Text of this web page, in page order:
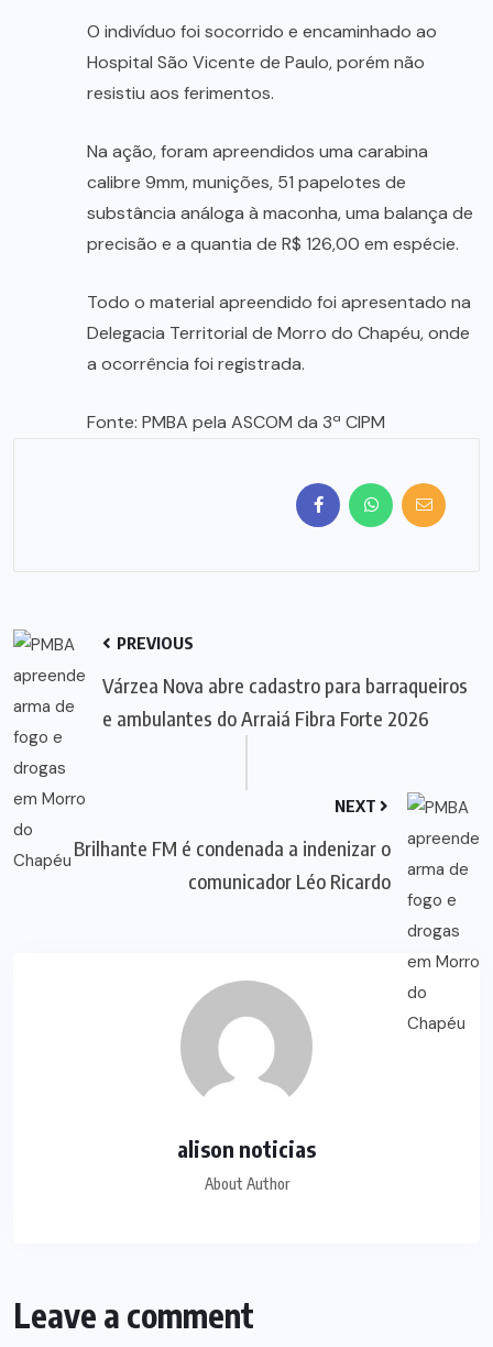
O indivíduo foi socorrido e encaminhado ao
Hospital São Vicente de Paulo, porém não
resistiu aos ferimentos.
Na ação, foram apreendidos uma carabina
calibre 9mm, munições, 51 papelotes de
substância análoga à maconha, uma balança de
precisão e a quantia de R$ 126,00 em espécie.
Todo o material apreendido foi apresentado na
Delegacia Territorial de Morro do Chapéu, onde
a ocorrência foi registrada.
Fonte: PMBA pela ASCOM da 3ª CIPM
PREVIOUS
Várzea Nova abre cadastro para barraqueiros
e ambulantes do Arraiá Fibra Forte 2026
NEXT
Brilhante FM é condenada a indenizar o
comunicador Léo Ricardo
alison noticias
About Author
Leave a comment